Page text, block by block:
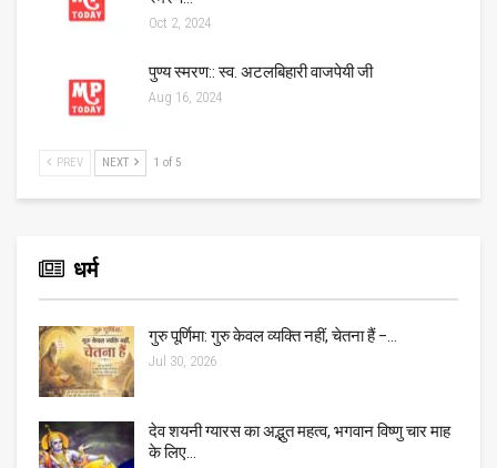
Oct 2, 2024
पुण्य स्मरण:: स्व. अटलबिहारी वाजपेयी जी
Aug 16, 2024
PREV NEXT 1 of 5
धर्म
गुरु पूर्णिमा: गुरु केवल व्यक्ति नहीं, चेतना हैं –…
Jul 30, 2026
देव शयनी ग्यारस का अद्भुत महत्व, भगवान विष्णु चार माह
के लिए…